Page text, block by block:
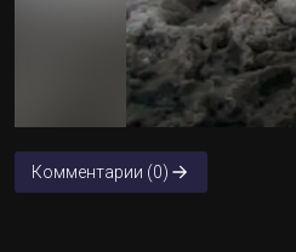
Комментарии (0)